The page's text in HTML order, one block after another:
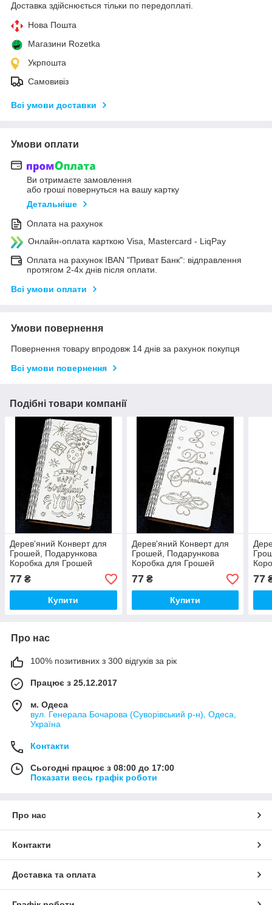
Доставка здійснюється тільки по передоплаті.
Нова Пошта
Магазини Rozetka
Укрпошта
Самовивіз
Всі умови доставки
Умови оплати
Ви отримаєте замовлення
або гроші повернуться на вашу картку
Детальніше
Оплата на рахунок
Онлайн-оплата карткою Visa, Mastercard - LiqPay
Оплата на рахунок IBAN "Приват Банк": відправлення
протягом 2-4х днів після оплати.
Всі умови оплати
Умови повернення
Повернення товару впродовж 14 днів за рахунок покупця
Всі умови повернення
Подібні товари компанії
Дерев'яний Конверт для
Грошей, Подарункова
Коробка для Грошей
19х10 см Біла Купюрниця
Скринька з Дерева ЛДВП
77 ₴
Купити
Дерев'яний Конверт для
Грошей, Подарункова
Коробка для Грошей
19х10 см Біла Купюрниця
Скринька з Дерева ЛДВП
77₴
Купити
77
Про нас
100% позитивних з 300 відгуків за рік
Працює з 25.12.2017
м. Одеса
вул. Генерала Бочарова (Суворівський р-н), Одеса,
Україна
Контакти
Сьогодні працює з 08:00 до 17:00
Показати весь графік роботи
Про нас
Контакти
Доставка та оплата